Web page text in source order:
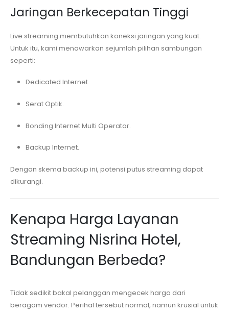
Jaringan Berkecepatan Tinggi
Live streaming membutuhkan koneksi jaringan yang kuat.
Untuk itu, kami menawarkan sejumlah pilihan sambungan
seperti:
Dedicated Internet.
Serat Optik.
Bonding Internet Multi Operator.
Backup Internet.
Dengan skema backup ini, potensi putus streaming dapat
dikurangi.
Kenapa Harga Layanan
Streaming Nisrina Hotel,
Bandungan Berbeda?
Tidak sedikit bakal pelanggan mengecek harga dari
beragam vendor. Perihal tersebut normal, namun krusial untuk